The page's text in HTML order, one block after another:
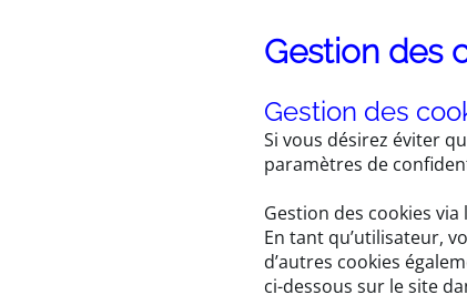
Gestion des
Gestion des
Si vous désirez éviter
paramètres de
Gestion des cookies
En tant qu’utilisateur,
d’autres cookies
ci-dessous sur le site